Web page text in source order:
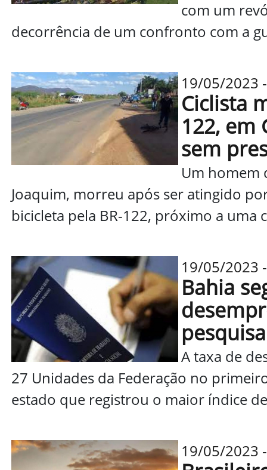
com um
decorrência de um confronto com a
19/05/2023
Ciclista
122,
sem
Um homem
Joaquim, morreu após ser atingido
bicicleta pela BR-122, próximo a uma
19/05/2023
Bahia
A taxa de
27 Unidades da Federação no
estado que registrou o maior índice
19/05/2023